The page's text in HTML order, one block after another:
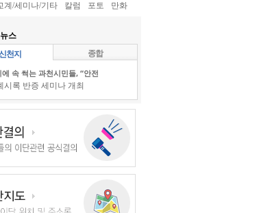
계/세미나/기타 칼럼 포토 만화
스
천지
종합
속 썩는 과천시민들, “안전
시록 반증 세미나 개최